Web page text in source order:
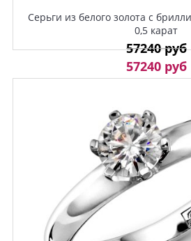
Серьги из белого золота с
0,5 карат
57240 руб
57240 руб